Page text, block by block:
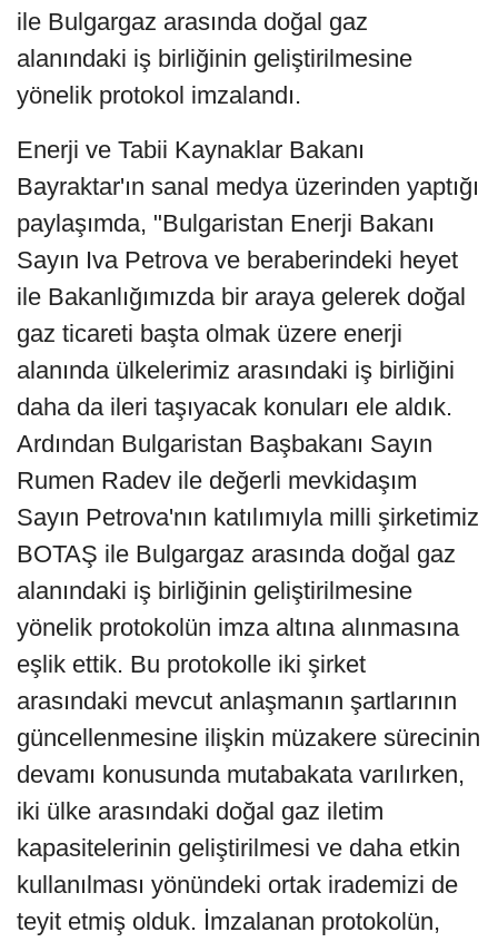
ile Bulgargaz arasında doğal gaz
alanındaki iş birliğinin geliştirilmesine
yönelik protokol imzalandı.
Enerji ve Tabii Kaynaklar Bakanı
Bayraktar'ın sanal medya üzerinden yaptığı
paylaşımda, "Bulgaristan Enerji Bakanı
Sayın Iva Petrova ve beraberindeki heyet
ile Bakanlığımızda bir araya gelerek doğal
gaz ticareti başta olmak üzere enerji
alanında ülkelerimiz arasındaki iş birliğini
daha da ileri taşıyacak konuları ele aldık.
Ardından Bulgaristan Başbakanı Sayın
Rumen Radev ile değerli mevkidaşım
Sayın Petrova'nın katılımıyla milli şirketimiz
BOTAŞ ile Bulgargaz arasında doğal gaz
alanındaki iş birliğinin geliştirilmesine
yönelik protokolün imza altına alınmasına
eşlik ettik. Bu protokolle iki şirket
arasındaki mevcut anlaşmanın şartlarının
güncellenmesine ilişkin müzakere sürecinin
devamı konusunda mutabakata varılırken,
iki ülke arasındaki doğal gaz iletim
kapasitelerinin geliştirilmesi ve daha etkin
kullanılması yönündeki ortak irademizi de
teyit etmiş olduk. İmzalanan protokolün,